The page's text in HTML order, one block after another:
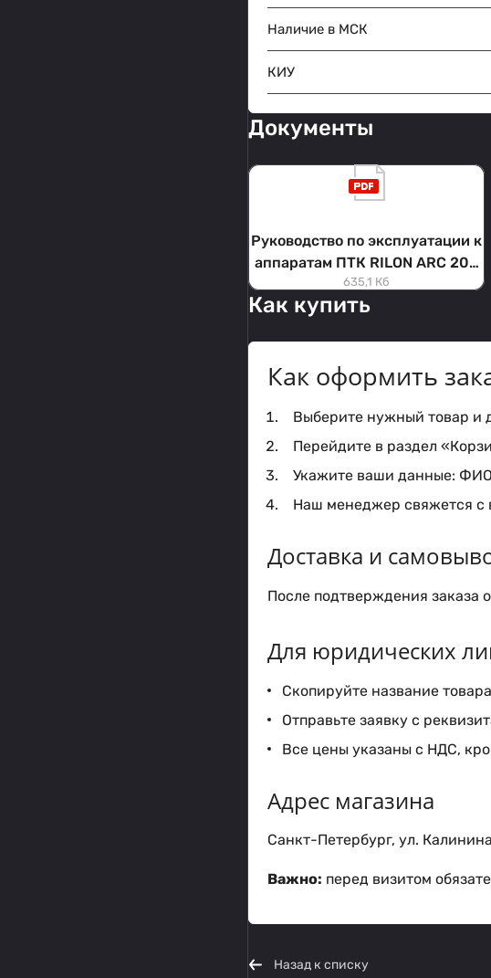
Наличие в МСК
КИУ
Документы
Руководство по эксплуатации к
аппаратам ПТК RILON ARC 200
CF (НАКС) и ARC 250 C (НАКС)
635,1 Кб
Как купить
Как оформить
Выберите нужный товар и
Перейдите в раздел
Укажите ваши данные:
Наш менеджер свяжется с
Доставка и
После подтверждения заказа
Для юридических
Скопируйте название
Отправьте заявку с
Все цены указаны с НДС,
Адрес магазина
Санкт-Петербург, ул.
Важно: перед визитом
Назад к списку